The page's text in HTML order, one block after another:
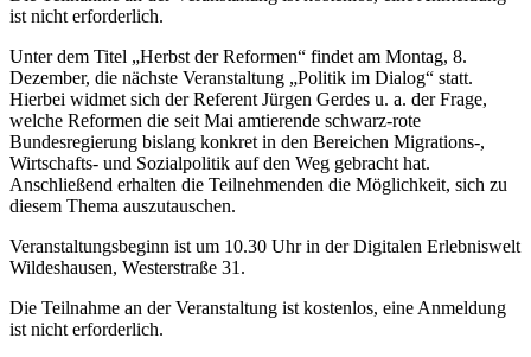
ist nicht erforderlich.
Unter dem Titel „Herbst der Reformen“ findet am Montag, 8.
Dezember, die nächste Veranstaltung „Politik im Dialog“ statt.
Hierbei widmet sich der Referent Jürgen Gerdes u. a. der Frage,
welche Reformen die seit Mai amtierende schwarz-rote
Bundesregierung bislang konkret in den Bereichen Migrations-,
Wirtschafts- und Sozialpolitik auf den Weg gebracht hat.
Anschließend erhalten die Teilnehmenden die Möglichkeit, sich zu
diesem Thema auszutauschen.
Veranstaltungsbeginn ist um 10.30 Uhr in der Digitalen Erlebniswelt
Wildeshausen, Westerstraße 31.
Die Teilnahme an der Veranstaltung ist kostenlos, eine Anmeldung
ist nicht erforderlich.